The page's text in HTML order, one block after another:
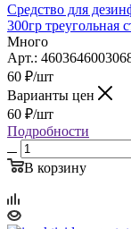
Средство для
300гр треугольная
Много
Арт.:
60 ₽/шт
Варианты цен
60 ₽/шт
Подробности
В корзину